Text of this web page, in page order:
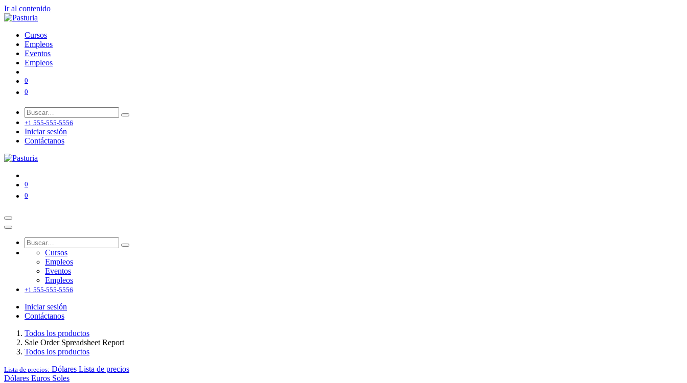
Ir al contenido
Cursos
Empleos
Eventos
Empleos
0
0
+1 555-555-5556
Iniciar sesión
Contáctanos
0
0
Cursos
Empleos
Eventos
Empleos
+1 555-555-5556
Iniciar sesión
Contáctanos
Todos los productos
Sale Order Spreadsheet Report
Todos los productos
Lista de precios: Dólares Lista de precios
Dólares Euros Soles